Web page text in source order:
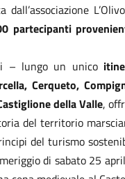
partecipanti
– lungo un unico
Cerqueto,
della Valle,
del territorio
del turismo
di sabato 25